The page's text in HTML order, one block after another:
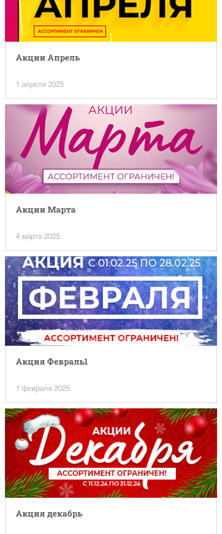
Акции Апрель
1 апреля 2025
Акции Марта
4 марта 2025
Акция Февраль1
1 февраля 2025
Акция декабрь